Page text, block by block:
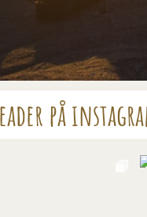
på